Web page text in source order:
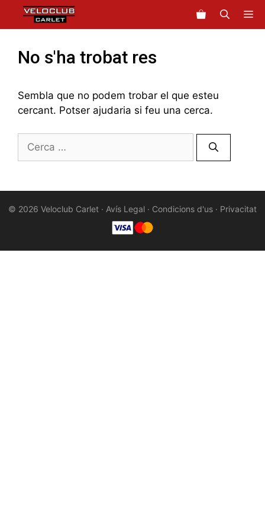
No s'ha trobat res
Sembla que no podem trobar el que esteu
cercant. Potser ajudaria si feu una cerca.
© 2026 Veloclub Carlet · Avís Legal · Condicions d'us · Privacitat